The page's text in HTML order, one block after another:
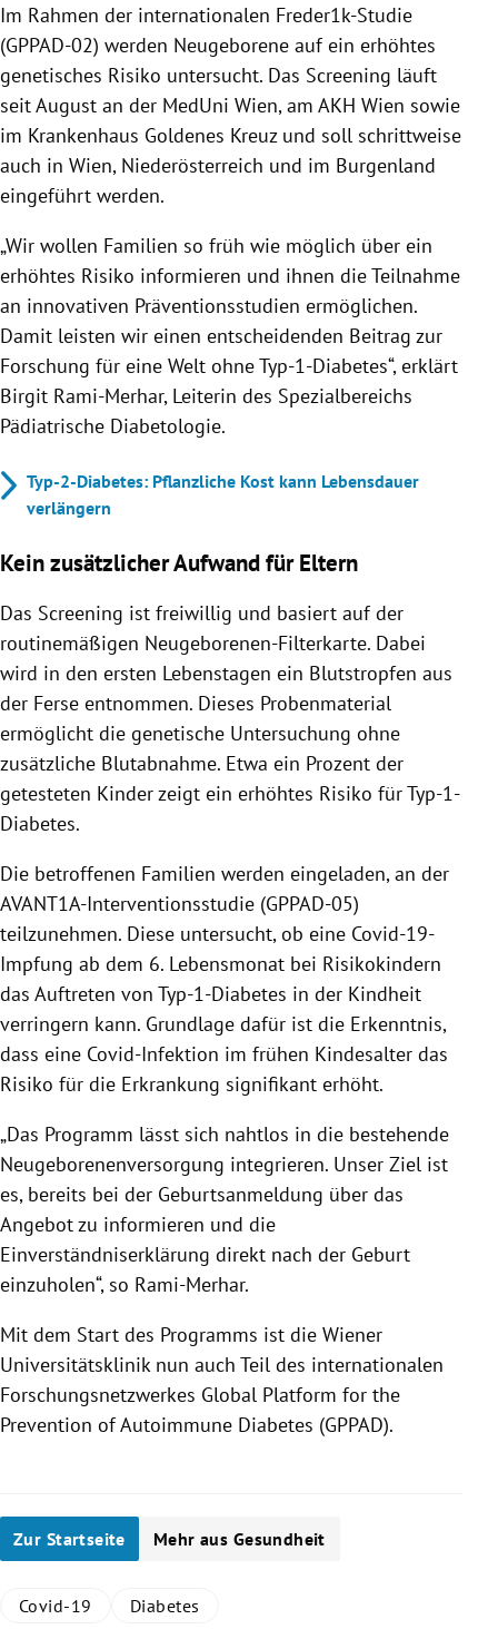
Im Rahmen der internationalen Freder1k-Studie
(GPPAD-02) werden Neugeborene auf ein erhöhtes
genetisches Risiko untersucht. Das Screening läuft
seit August an der MedUni Wien, am AKH Wien sowie
im Krankenhaus Goldenes Kreuz und soll schrittweise
auch in Wien, Niederösterreich und im Burgenland
eingeführt werden.
„Wir wollen Familien so früh wie möglich über ein
erhöhtes Risiko informieren und ihnen die Teilnahme
an innovativen Präventionsstudien ermöglichen.
Damit leisten wir einen entscheidenden Beitrag zur
Forschung für eine Welt ohne Typ-1-Diabetes“, erklärt
Birgit Rami-Merhar, Leiterin des Spezialbereichs
Pädiatrische Diabetologie.
Typ-2-Diabetes: Pflanzliche Kost kann Lebensdauer
verlängern
Kein zusätzlicher Aufwand für Eltern
Das Screening ist freiwillig und basiert auf der
routinemäßigen Neugeborenen-Filterkarte. Dabei
wird in den ersten Lebenstagen ein Blutstropfen aus
der Ferse entnommen. Dieses Probenmaterial
ermöglicht die genetische Untersuchung ohne
zusätzliche Blutabnahme. Etwa ein Prozent der
getesteten Kinder zeigt ein erhöhtes Risiko für Typ-1-
Diabetes.
Die betroffenen Familien werden eingeladen, an der
AVANT1A-Interventionsstudie (GPPAD-05)
teilzunehmen. Diese untersucht, ob eine Covid-19-
Impfung ab dem 6. Lebensmonat bei Risikokindern
das Auftreten von Typ-1-Diabetes in der Kindheit
verringern kann. Grundlage dafür ist die Erkenntnis,
dass eine Covid-Infektion im frühen Kindesalter das
Risiko für die Erkrankung signifikant erhöht.
„Das Programm lässt sich nahtlos in die bestehende
Neugeborenenversorgung integrieren. Unser Ziel ist
es, bereits bei der Geburtsanmeldung über das
Angebot zu informieren und die
Einverständniserklärung direkt nach der Geburt
einzuholen“, so Rami-Merhar.
Mit dem Start des Programms ist die Wiener
Universitätsklinik nun auch Teil des internationalen
Forschungsnetzwerkes Global Platform for the
Prevention of Autoimmune Diabetes (GPPAD).
Zur Startseite Mehr aus Gesundheit
Covid-19 Diabetes